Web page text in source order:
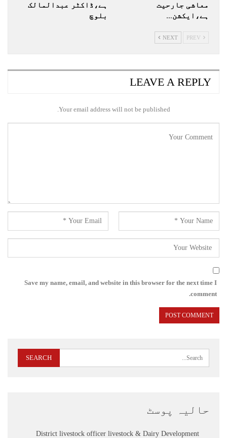
معاشی جارحیت
ہے،ایکشن…
ہے،ڈاکٹر عبدالمالک
بلوچ
NEXT
LEAVE A REPLY
Your email address will not be published.
Save my name, email, and website in this browser for the next time I
comment.
حالیہ پوسٹ
District livestock officer livestock & Dairy Development